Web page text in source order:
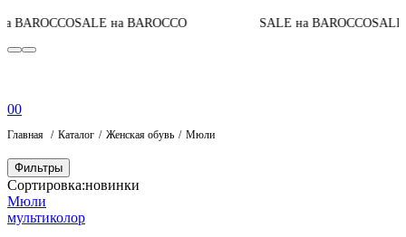
BAROCCOSALE на BAROCCO SALE на BAROCCOSALE
00
Главная Каталог Женская обувь Мюли
Фильтры
Сортировка:новинки
Мюли
мультиколор